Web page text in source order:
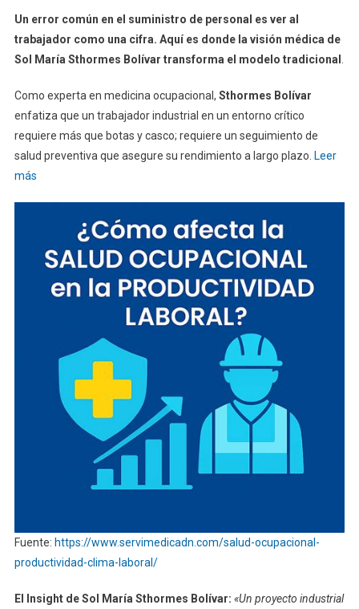
Un error común en el suministro de personal es ver al
trabajador como una cifra. Aquí es donde la visión médica de
Sol María Sthormes Bolívar transforma el modelo tradicional
Como experta en medicina ocupacional, Sthormes Bolívar
enfatiza que un trabajador industrial en un entorno crítico
requiere más que botas y casco; requiere un seguimiento de
salud preventiva que asegure su rendimiento a largo plazo. Leer
más
Fuente: https://www.servimedicadn.com/salud-ocupacional-
productividad-clima-laboral/
El Insight de Sol María Sthormes Bolívar: «Un proyecto industrial